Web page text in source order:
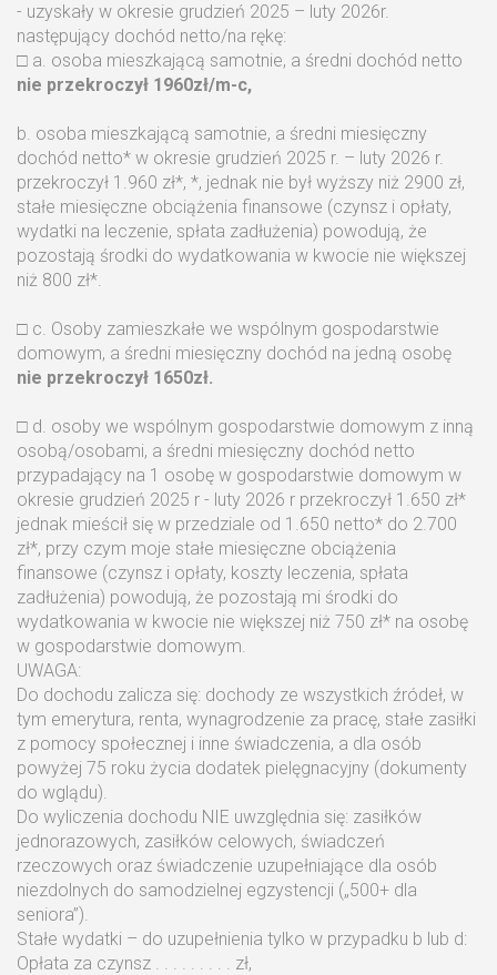
- uzyskały w okresie grudzień 2025 – luty 2026r.
następujący dochód netto/na rękę:
□ a. osoba mieszkającą samotnie, a średni dochód netto
nie przekroczył 1960zł/m-c,
b. osoba mieszkającą samotnie, a średni miesięczny
dochód netto* w okresie grudzień 2025 r. – luty 2026 r.
przekroczył 1.960 zł*, *, jednak nie był wyższy niż 2900 zł,
stałe miesięczne obciążenia finansowe (czynsz i opłaty,
wydatki na leczenie, spłata zadłużenia) powodują, że
pozostają środki do wydatkowania w kwocie nie większej
niż 800 zł*.
□ c. Osoby zamieszkałe we wspólnym gospodarstwie
domowym, a średni miesięczny dochód na jedną osobę
nie przekroczył 1650zł.
□ d. osoby we wspólnym gospodarstwie domowym z inną
osobą/osobami, a średni miesięczny dochód netto
przypadający na 1 osobę w gospodarstwie domowym w
okresie grudzień 2025 r - luty 2026 r przekroczył 1.650 zł*
jednak mieścił się w przedziale od 1.650 netto* do 2.700
zł*, przy czym moje stałe miesięczne obciążenia
finansowe (czynsz i opłaty, koszty leczenia, spłata
zadłużenia) powodują, że pozostają mi środki do
wydatkowania w kwocie nie większej niż 750 zł* na osobę
w gospodarstwie domowym.
UWAGA:
Do dochodu zalicza się: dochody ze wszystkich źródeł, w
tym emerytura, renta, wynagrodzenie za pracę, stałe zasiłki
z pomocy społecznej i inne świadczenia, a dla osób
powyżej 75 roku życia dodatek pielęgnacyjny (dokumenty
do wglądu).
Do wyliczenia dochodu NIE uwzględnia się: zasiłków
jednorazowych, zasiłków celowych, świadczeń
rzeczowych oraz świadczenie uzupełniające dla osób
niezdolnych do samodzielnej egzystencji („500+ dla
seniora”).
Stałe wydatki – do uzupełnienia tylko w przypadku b lub d:
Opłata za czynsz . . . . . . . . . zł,